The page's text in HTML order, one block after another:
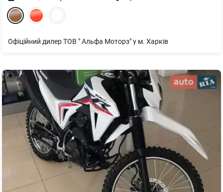
Офіційний дилер ТОВ " Альфа Моторз" у м. Харків